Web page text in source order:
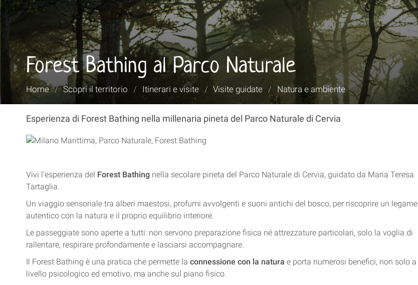
Forest Bathing al Parco Naturale
Tu
sei
Home / Scopri il territorio / Itinerari e visite / Visite guidate / Natura e ambiente
Esperienza di Forest Bathing nella millenaria pineta del Parco Naturale di Cervia
Vivi l’esperienza del Forest Bathing nella secolare pineta del Parco Naturale di Cervia, guidato da Maria Teresa
Tartaglia.
Un viaggio sensoriale tra alberi maestosi, profumi avvolgenti e suoni antichi del bosco, per riscoprire un legame
autentico con la natura e il proprio equilibrio interiore.
Le passeggiate sono aperte a tutti: non servono preparazione fisica né attrezzature particolari, solo la voglia di
rallentare, respirare profondamente e lasciarsi accompagnare.
Il Forest Bathing è una pratica che permette la connessione con la natura e porta numerosi benefici, non solo a
livello psicologico ed emotivo, ma anche sul piano fisico.